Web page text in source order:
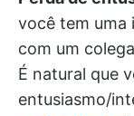
você tem uma
com um
É natural que
entusiasmo/